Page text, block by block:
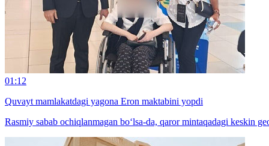
01:12
Quvayt mamlakatdagi yagona Eron maktabini yopdi
Rasmiy sabab ochiqlanmagan bo‘lsa-da, qaror mintaqadagi keskin